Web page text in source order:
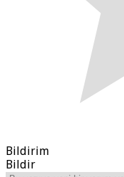
Bildirim
Bildir